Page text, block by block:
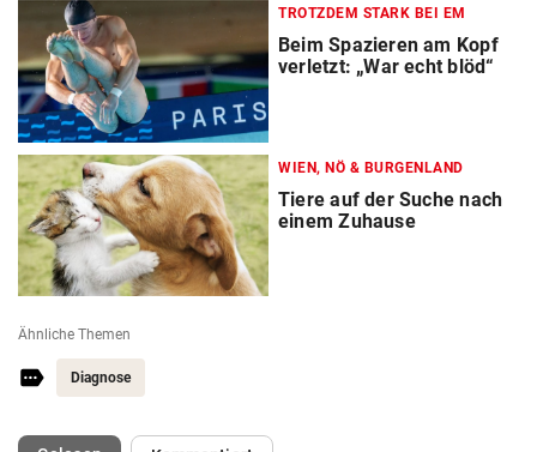
TROTZDEM STARK BEI EM
Beim Spazieren am Kopf
verletzt: „War echt blöd“
WIEN, NÖ & BURGENLAND
Tiere auf der Suche nach
einem Zuhause
Ähnliche Themen
Diagnose